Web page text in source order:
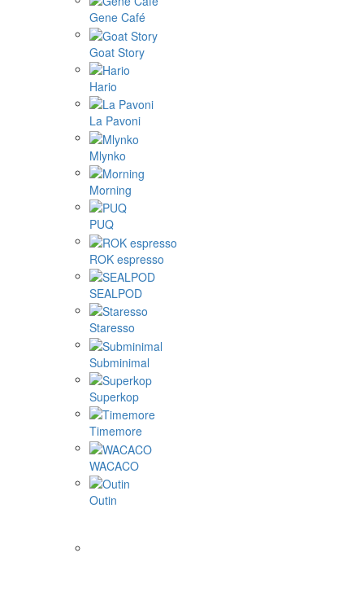
Gene Café
Goat Story
Hario
La Pavoni
Mlynko
Morning
PUQ
ROK espresso
SEALPOD
Staresso
Subminimal
Superkop
Timemore
WACACO
Outin